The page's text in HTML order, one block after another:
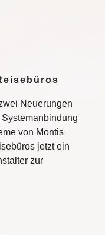
Neuerungen
von Montis
jetzt ein
zur